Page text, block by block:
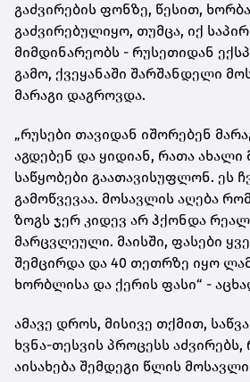
გაძვირების ფონზე, წესით,
გაძვირებულიყო, თუმცა, იქ
მიმდინარეობს - რუსეთიდან
გამო, ქვეყანაში შარშანდელი
მარაგი დაგროვდა.
„რუსები თავიდან იშორებენ
აგდებენ და ყიდიან, რათა
საწყობები გაათავისუფლონ. ეს
გამოწვევაა. მოსავლის აღება
ზოგს ჯერ კიდევ არ ჰქონდა
მარცვლეული. მაისში, ფასები
შემცირდა და 40 თეთრზე იყო
ხორბლისა და ქერის ფასი“ -
ამავე დროს, მისივე თქმით,
ხვნა-თესვის პროცესს
აისახება შემდეგი წლის